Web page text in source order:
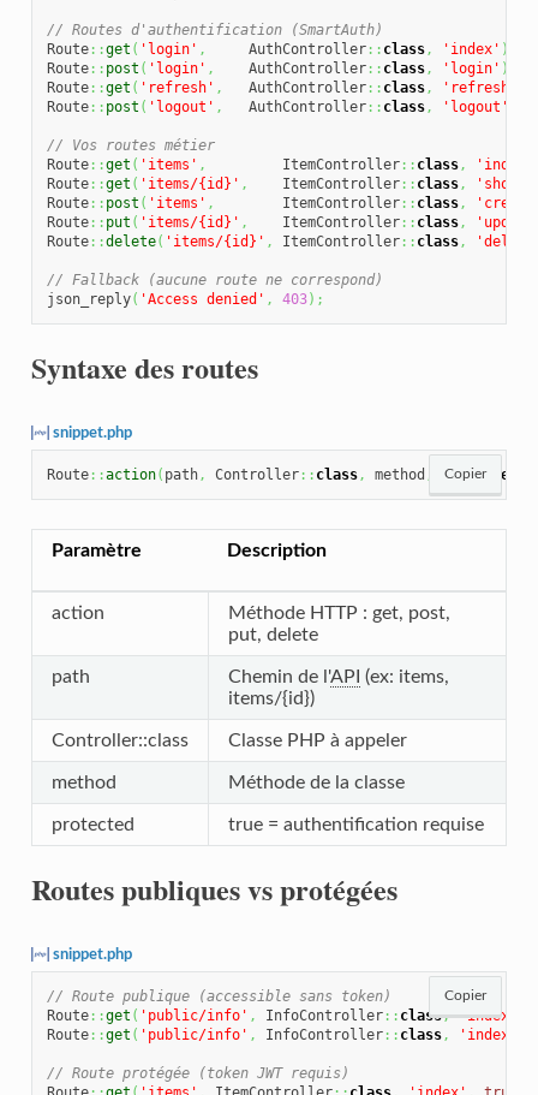
// Routes d'authentification (SmartAuth)
Route::get ( 'login' ,
     AuthController
:: class, 'index' )
Route:: post ( 'login' ,
    AuthController
:: class, 'login' )
Route::get ( 'refresh' ,
   AuthController
:: class, 'refresh'
Route:: post ( 'logout' ,
   AuthController
:: class, 'logout'
// Vos routes métier
Route::get ( 'items' ,
         ItemController
:: class, 'index'
Route::get ( 'items/{id}' ,
    ItemController
:: class, 'show'
Route:: post ( 'items' ,
        ItemController
:: class,
Route:: put ( 'items/{id}' ,
    ItemController
:: class,
Route::delete( 'items/{id}' , ItemController:: class,
// Fallback (aucune route ne correspond)
json_reply( 'Access denied' , 403) ;
Syntaxe des routes
snippet.php
Route::action( path, Controller:: class, method protected
Copier
Paramètre Description
action
Méthode HTTP : get, post,
put, delete
path Chemin de l'API (ex: items,
items/{id})
Controller::class Classe PHP à appeler
method Méthode de la classe
protected true = authentification requise
Routes publiques vs protégées
snippet.php
// Route publique (accessible sans token)
Route::get ( 'public/info' , InfoController:: class, 'index'
Route::get ( 'public/info' , InfoController:: class, 'index'
// Route protégée (token JWT requis)
Copier